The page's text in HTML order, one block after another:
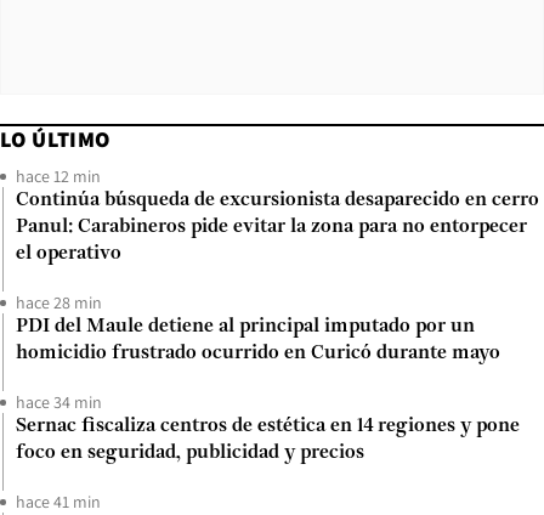
LO ÚLTIMO
hace 12 min
Continúa búsqueda de excursionista desaparecido en cerro
Panul: Carabineros pide evitar la zona para no entorpecer
el operativo
hace 28 min
PDI del Maule detiene al principal imputado por un
homicidio frustrado ocurrido en Curicó durante mayo
hace 34 min
Sernac fiscaliza centros de estética en 14 regiones y pone
foco en seguridad, publicidad y precios
hace 41 min